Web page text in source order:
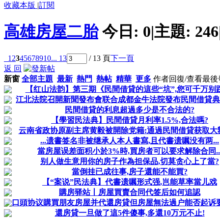
收藏本版 |訂閱
高雄房屋二胎 今日: 0|主題: 246
1 2345678910... 13 / 13 頁下一頁
返 回
新窗 全部主題 最新 熱門 熱帖 精華 更多 作者回復/查看最後
【红山法韵】第三期《民間借貸的這些“坑”,您可千万别
江北法院召開新聞發布會联合成都金牛法院發布民間借貸
民間借貸的利息超過多少是不合法的?
【學習民法典】民間借貸月利率1.5%,合法嗎?
云南省政协原副主席黄毅被開除党籍:通過民間借貸获取大
...遗書签名非被继承人本人書寫,且代書遗嘱没有两...
當房屋误差面积小於3%時,買房者可以要求解除合同
别人做生意用你的房子作為担保品,切莫贪心上了當?
當倒挂已成往事,房子還能不能買?
【“案说”民法典】代書遗嘱形式强,岂能草率當儿戏
購房驿站丨房屋買賣合同代签后如何追認
口頭协议購買朋友房屋并代還房貸但房屋無法過户能否起诉
還房貸一旦做了這5件傻事,多還10万元不止!